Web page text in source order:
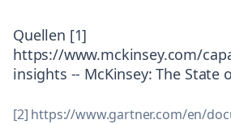
Quellen [1]
https://www.mckinsey.com/
insights -- McKinsey: The State
[2] https://www.gartner.com/en/